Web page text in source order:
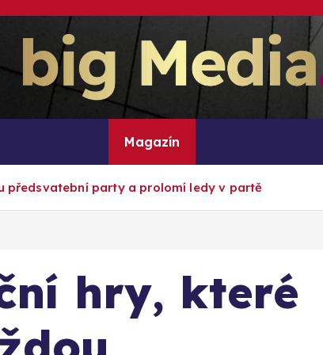
Inspirace pro mediální růst a podnikání
Magazín
předsvatební party a prolomí ledy v partě
hry, které